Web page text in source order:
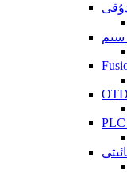
سىم
PLC